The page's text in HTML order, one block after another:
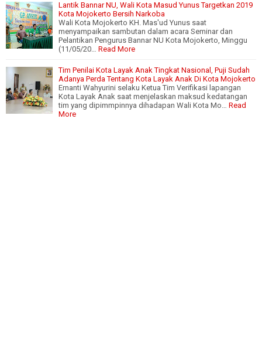
Lantik Bannar NU, Wali Kota Masud Yunus Targetkan 2019
Kota Mojokerto Bersih Narkoba
Wali Kota Mojokerto KH. Mas'ud Yunus saat
menyampaikan sambutan dalam acara Seminar dan
Pelantikan Pengurus Bannar NU Kota Mojokerto, Minggu
(11/05/20… Read More
Tim Penilai Kota Layak Anak Tingkat Nasional, Puji Sudah
Adanya Perda Tentang Kota Layak Anak Di Kota Mojokerto
Ernanti Wahyurini selaku Ketua Tim Verifikasi lapangan
Kota Layak Anak saat menjelaskan maksud kedatangan
tim yang dipimmpinnya dihadapan Wali Kota Mo… Read
More